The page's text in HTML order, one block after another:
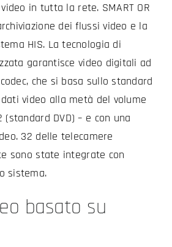
in tutta la rete. SMART OR
dei flussi video e la
HIS. La tecnologia di
garantisce video digitali ad
che si basa sullo standard
video alla metà del volume
(standard DVD) – e con una
32 delle telecamere
sono state integrate con
sistema.
basato su